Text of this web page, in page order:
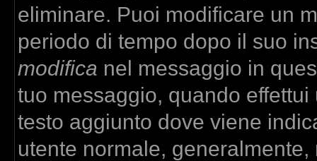
eliminare. Puoi modificare un
periodo di tempo dopo il suo
modifica nel messaggio in
tuo messaggio, quando
testo aggiunto dove viene
utente normale,